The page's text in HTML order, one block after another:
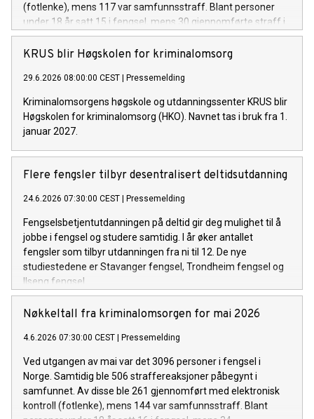
(fotlenke), mens 117 var samfunnsstraff. Blant personer
under 18 år satt 15 i fengsel, mens 30 gjennomførte straff i
samfunnet.
KRUS blir Høgskolen for kriminalomsorg
29.6.2026 08:00:00 CEST | Pressemelding
Kriminalomsorgens høgskole og utdanningssenter KRUS blir
Høgskolen for kriminalomsorg (HKO). Navnet tas i bruk fra 1.
januar 2027.
Flere fengsler tilbyr desentralisert deltidsutdanning
24.6.2026 07:30:00 CEST | Pressemelding
Fengselsbetjentutdanningen på deltid gir deg mulighet til å
jobbe i fengsel og studere samtidig. I år øker antallet
fengsler som tilbyr utdanningen fra ni til 12. De nye
studiestedene er Stavanger fengsel, Trondheim fengsel og
Ilseng fengsel.
Nøkkeltall fra kriminalomsorgen for mai 2026
4.6.2026 07:30:00 CEST | Pressemelding
Ved utgangen av mai var det 3096 personer i fengsel i
Norge. Samtidig ble 506 straffereaksjoner påbegynt i
samfunnet. Av disse ble 261 gjennomført med elektronisk
kontroll (fotlenke), mens 144 var samfunnsstraff. Blant